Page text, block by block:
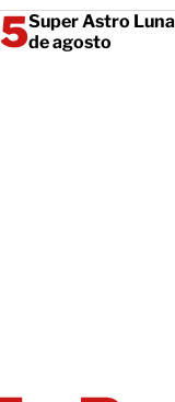
Super Astro
de agosto